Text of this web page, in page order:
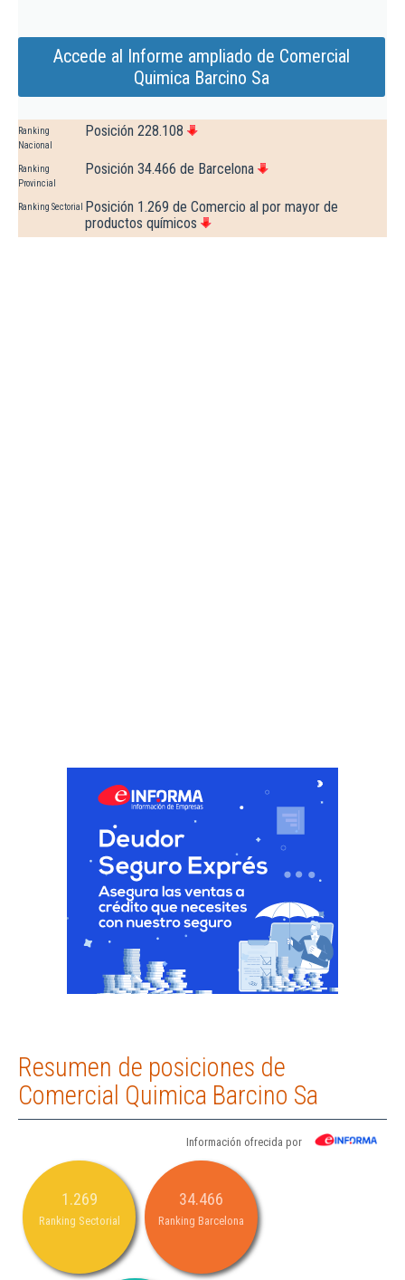
Accede al Informe ampliado de Comercial
Quimica Barcino Sa
Ranking
Nacional
Posición 228.108
Ranking
Provincial
Posición 34.466 de Barcelona
Ranking Sectorial
Posición 1.269 de Comercio al por mayor de
productos químicos
Resumen de posiciones de
Comercial Quimica Barcino Sa
Información ofrecida por
1.269
Ranking Sectorial
34.466
Ranking Barcelona